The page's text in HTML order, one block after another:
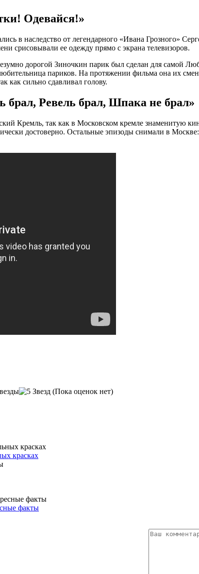
Одевайся!»
в наследство от легендарного «Ивана Грозного»
срисовывали ее одежду прямо с экрана телевизоров.
дорогой Зиночкин парик был сделан для самой
париков. На протяжении фильма она их
как сильно сдавливал голову.
брал, Ревель брал, Шпака не брал»
Кремль, так как в Московском кремле знаменитую
достоверно. Остальные эпизоды снимали в
(Пока оценок нет)
красках
факты